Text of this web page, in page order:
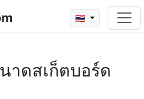
🇹🇭
าดสเก็ตบอร์ด